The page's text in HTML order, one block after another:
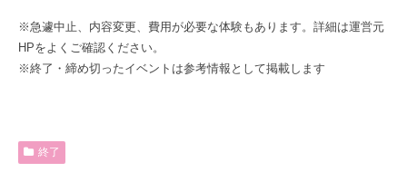
※急遽中止、内容変更、費用が必要な体験もあります。詳細は運営元
HPをよくご確認ください。
※終了・締め切ったイベントは参考情報として掲載します
終了